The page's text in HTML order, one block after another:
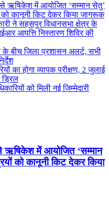
से ऋषिकेश में आयोजित ‘सम्मान सेतु’
कानूनी किट देकर किया जागरूक
ने सहसपुर विधानसभा क्षेत्र के
आपत्ति निस्तारण शिविर की
के बीच जिला प्रशासन अलर्ट, सभी
का होगा व्यापक परीक्षण, 2 जुलाई
ड्रिल
को मिली नई जिम्मेदारी
ऋषिकेश में आयोजित ‘सम्मान
को कानूनी किट देकर किया